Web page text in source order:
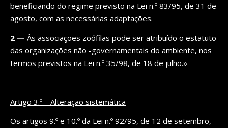
beneficiando do regime previsto na Lei n.º 83/95, de 31 de
agosto, com as necessárias adaptações.
2 — Às associações zoófilas pode ser atribuído o estatuto
das organizações não -governamentais do ambiente, nos
termos previstos na Lei n.º 35/98, de 18 de julho.»
Artigo 3.º – Alteração sistemática
Os artigos 9.º e 10.º da Lei n.º 92/95, de 12 de setembro,